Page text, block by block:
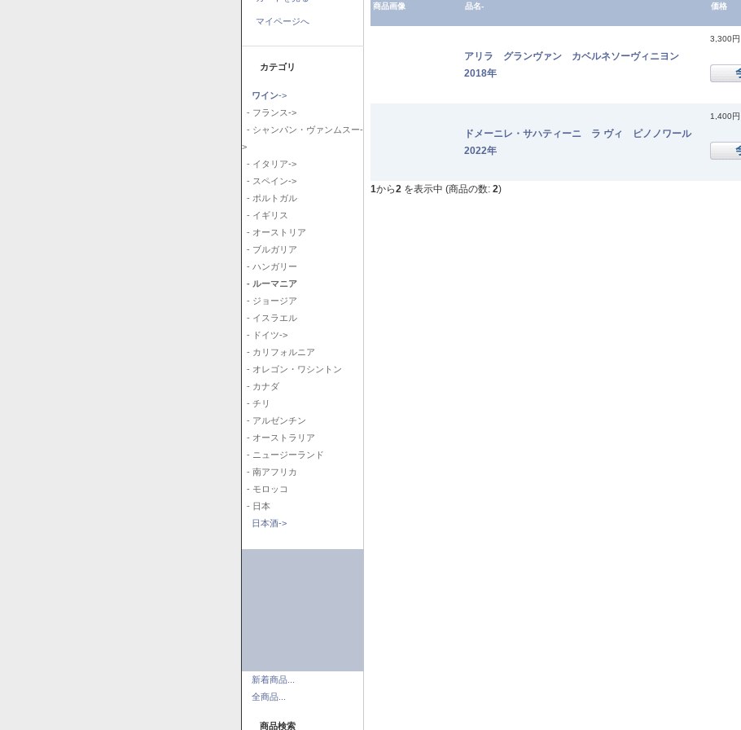
マイページへ
カテゴリ
ワイン->
- フランス->
- シャンパン・ヴァンムスー-
>
- イタリア->
- スペイン->
- ポルトガル
- イギリス
- オーストリア
- ブルガリア
- ハンガリー
- ルーマニア
- ジョージア
- イスラエル
- ドイツ->
- カリフォルニア
- オレゴン・ワシントン
- カナダ
- チリ
- アルゼンチン
- オーストラリア
- ニュージーランド
- 南アフリカ
- モロッコ
- 日本
日本酒->
新着商品...
全商品...
商品検索
商品画像 品名- 価格
アリラ グランヴァン カベルネソーヴィニヨン
2018年
3,300円
ドメーニレ・サハティーニ ラ ヴィ ピノノワール
2022年
1,400円
1から2 を表示中 (商品の数: 2)